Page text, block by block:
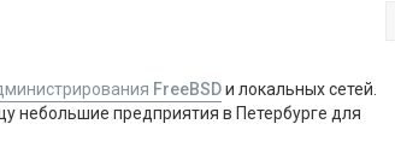
FreeBSDи локальных сетей.
небольшие предприятия в Петербурге для